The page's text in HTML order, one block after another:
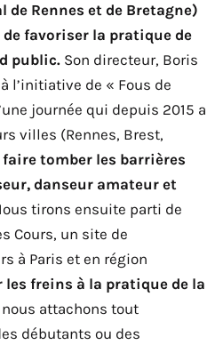
Rennes et de Bretagne)
favoriser la pratique de
public. Son directeur, Boris
l’initiative de « Fous de
journée qui depuis 2015 a
villes (Rennes, Brest,
faire tomber les barrières
danseur amateur et
tirons ensuite parti de
Cours, un site de
à Paris et en région
les freins à la pratique de la
nous attachons tout
débutants ou des